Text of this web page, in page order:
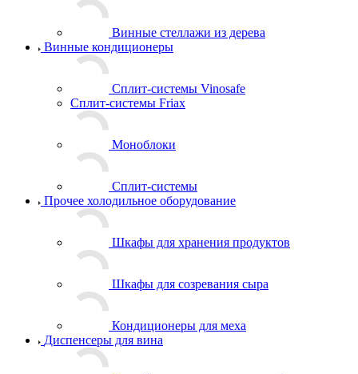
Винные стеллажи из дерева
Винные кондиционеры
Сплит-системы Vinosafe
Сплит-системы Friax
Моноблоки
Сплит-системы
Прочее холодильное оборудование
Шкафы для хранения продуктов
Шкафы для созревания сыра
Кондиционеры для меха
Диспенсеры для вина